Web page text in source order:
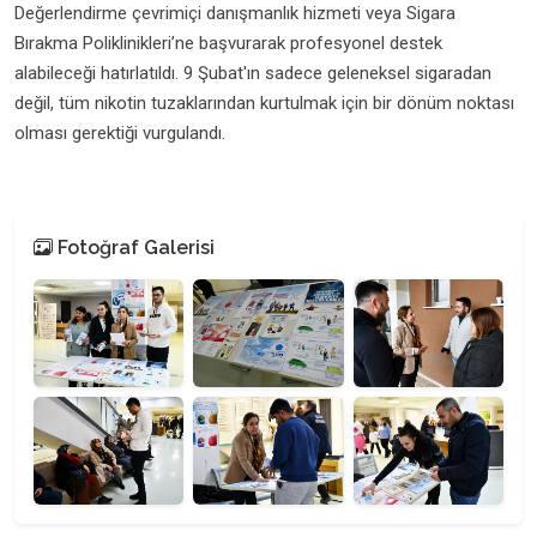
Değerlendirme çevrimiçi danışmanlık hizmeti veya Sigara
Bırakma Poliklinikleri’ne başvurarak profesyonel destek
alabileceği hatırlatıldı. 9 Şubat'ın sadece geleneksel sigaradan
değil, tüm nikotin tuzaklarından kurtulmak için bir dönüm noktası
olması gerektiği vurgulandı.
Fotoğraf Galerisi